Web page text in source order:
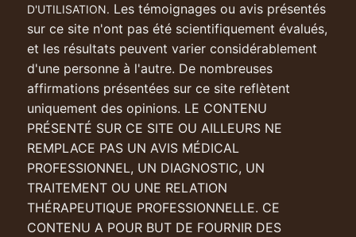
D'UTILISATION. Les témoignages ou avis présentés
sur ce site n'ont pas été scientifiquement évalués,
et les résultats peuvent varier considérablement
d'une personne à l'autre. De nombreuses
affirmations présentées sur ce site reflètent
uniquement des opinions. LE CONTENU
PRÉSENTÉ SUR CE SITE OU AILLEURS NE
REMPLACE PAS UN AVIS MÉDICAL
PROFESSIONNEL, UN DIAGNOSTIC, UN
TRAITEMENT OU UNE RELATION
THÉRAPEUTIQUE PROFESSIONNELLE. CE
CONTENU A POUR BUT DE FOURNIR DES